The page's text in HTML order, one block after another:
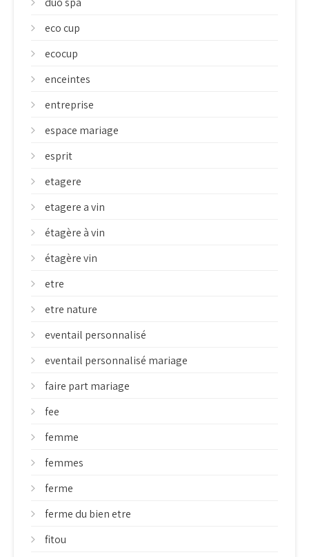
eco cup
ecocup
enceintes
entreprise
espace mariage
esprit
etagere
etagere a vin
étagère à vin
étagère vin
etre
etre nature
eventail personnalisé
eventail personnalisé mariage
faire part mariage
fee
femme
femmes
ferme
ferme du bien etre
fitou